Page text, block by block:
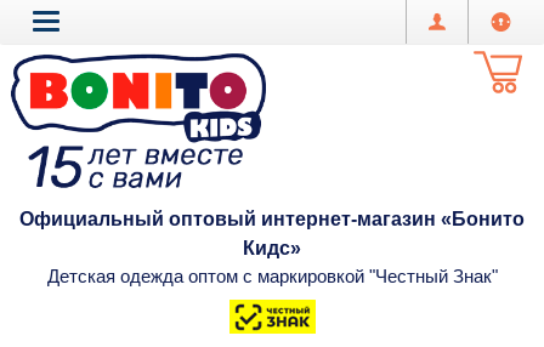
Официальный оптовый интернет-магазин «Бонито
Кидс»
Детская одежда оптом с маркировкой "Честный Знак"